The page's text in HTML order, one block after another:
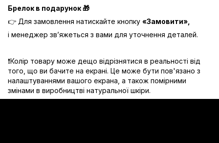
Брелок в подарунок🎁
👉 Для замовлення натискайте кнопку «Замовити»,
і менеджер зв’яжеться з вами для уточнення деталей.
❗️Колір товару може дещо відрізнятися в реальності від
того, що ви бачите на екрані. Це може бути пов'язано з
налаштуваннями вашого екрана, а також помірними
змінами в виробництві натуральної шкіри.